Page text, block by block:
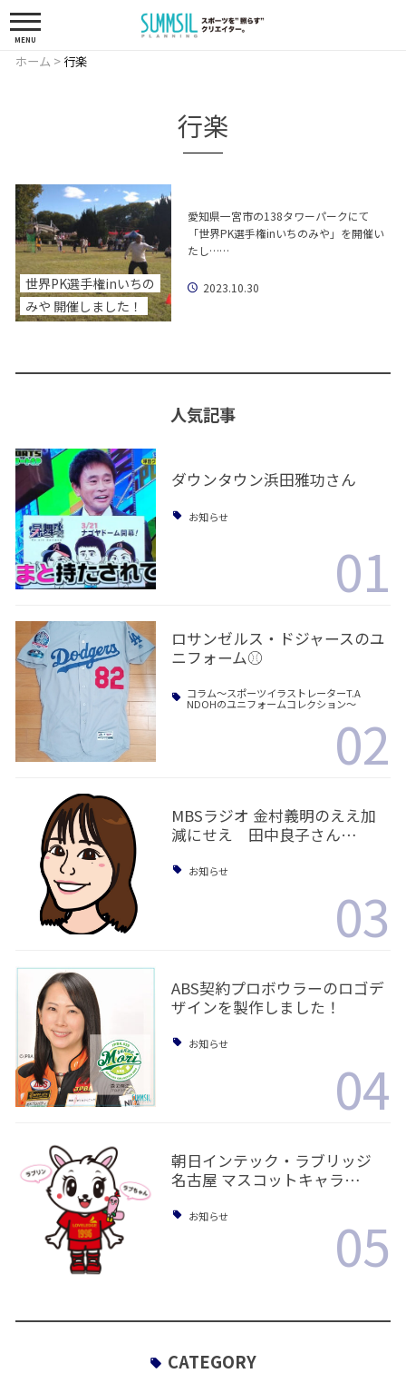
MENU
ホーム > 行楽
行楽
世界PK選手権inいちの
みや 開催しました！
愛知県一宮市の138タワーパークにて
「世界PK選手権inいちのみや」を開催い
たし……
2023.10.30
人気記事
ダウンタウン浜田雅功さん
お知らせ
01
ロサンゼルス・ドジャースのユ
ニフォーム⚾️
コラム〜スポーツイラストレーターT.A
NDOHのユニフォームコレクション〜
02
MBSラジオ 金村義明のええ加
減にせえ 田中良子さん…
お知らせ
03
ABS契約プロボウラーのロゴデ
ザインを製作しました！
お知らせ
04
朝日インテック・ラブリッジ
名古屋 マスコットキャラ…
お知らせ 05
CATEGORY